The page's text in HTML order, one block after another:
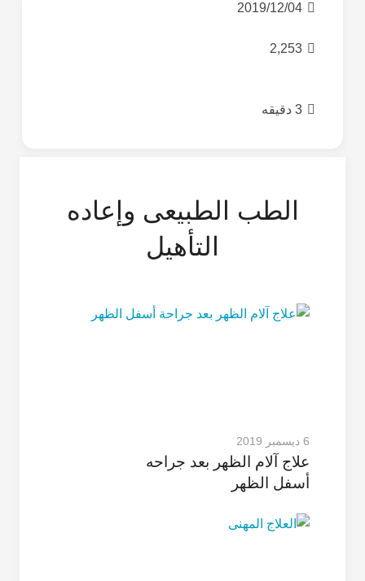
2019/12/04
2,253
3 دقیقه
الطب الطبیعی وإعاده
التأهیل
6 ديسمبر 2019
علاج آلام الظهر بعد جراحه
أسفل الظهر